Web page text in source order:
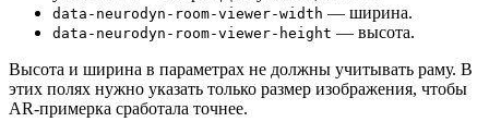
data-neurodyn-room-viewer-width — ширина.
data-neurodyn-room-viewer-height — высота.
Высота и ширина в параметрах не должны учитывать раму. В
этих полях нужно указать только размер изображения, чтобы
AR-примерка сработала точнее.